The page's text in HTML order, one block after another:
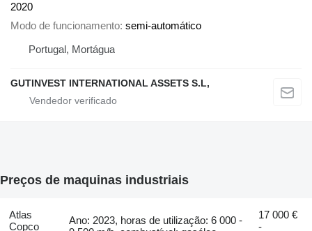
2020
Modo de funcionamento semi-automático
Portugal, Mortágua
GUTINVEST INTERNATIONAL ASSETS S.L,
Preços de maquinas industriais
Atlas
Copco
Ano: 2023, horas de utilização: 6 000 -
17 000 €
-